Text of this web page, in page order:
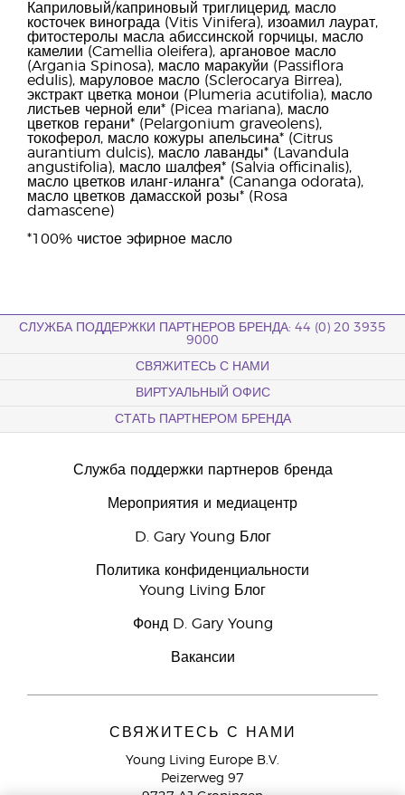
Каприловый/каприновый триглицерид, масло
косточек винограда (Vitis Vinifera), изоамил лаурат,
фитостеролы масла абиссинской горчицы, масло
камелии (Camellia oleifera), аргановое масло
(Argania Spinosa), масло маракуйи (Passiflora
edulis), маруловое масло (Sclerocarya Birrea),
экстракт цветка монои (Plumeria acutifolia), масло
листьев черной ели* (Picea mariana), масло
цветков герани* (Pelargonium graveolens),
токоферол, масло кожуры апельсина* (Citrus
aurantium dulcis), масло лаванды* (Lavandula
angustifolia), масло шалфея* (Salvia officinalis),
масло цветков иланг-иланга* (Cananga odorata),
масло цветков дамасской розы* (Rosa
damascene)
*100% чистое эфирное масло
СЛУЖБА ПОДДЕРЖКИ ПАРТНЕРОВ БРЕНДА: 44 (0) 20 3935
9000
СВЯЖИТЕСЬ С НАМИ
ВИРТУАЛЬНЫЙ ОФИС
СТАТЬ ПАРТНЕРОМ БРЕНДА
Служба поддержки партнеров бренда
Мероприятия и медиацентр
D. Gary Young Блог
Политика конфиденциальности
Young Living Блог
Фонд D. Gary Young
Вакансии
СВЯЖИТЕСЬ С НАМИ
Young Living Europe B.V.
Peizerweg 97